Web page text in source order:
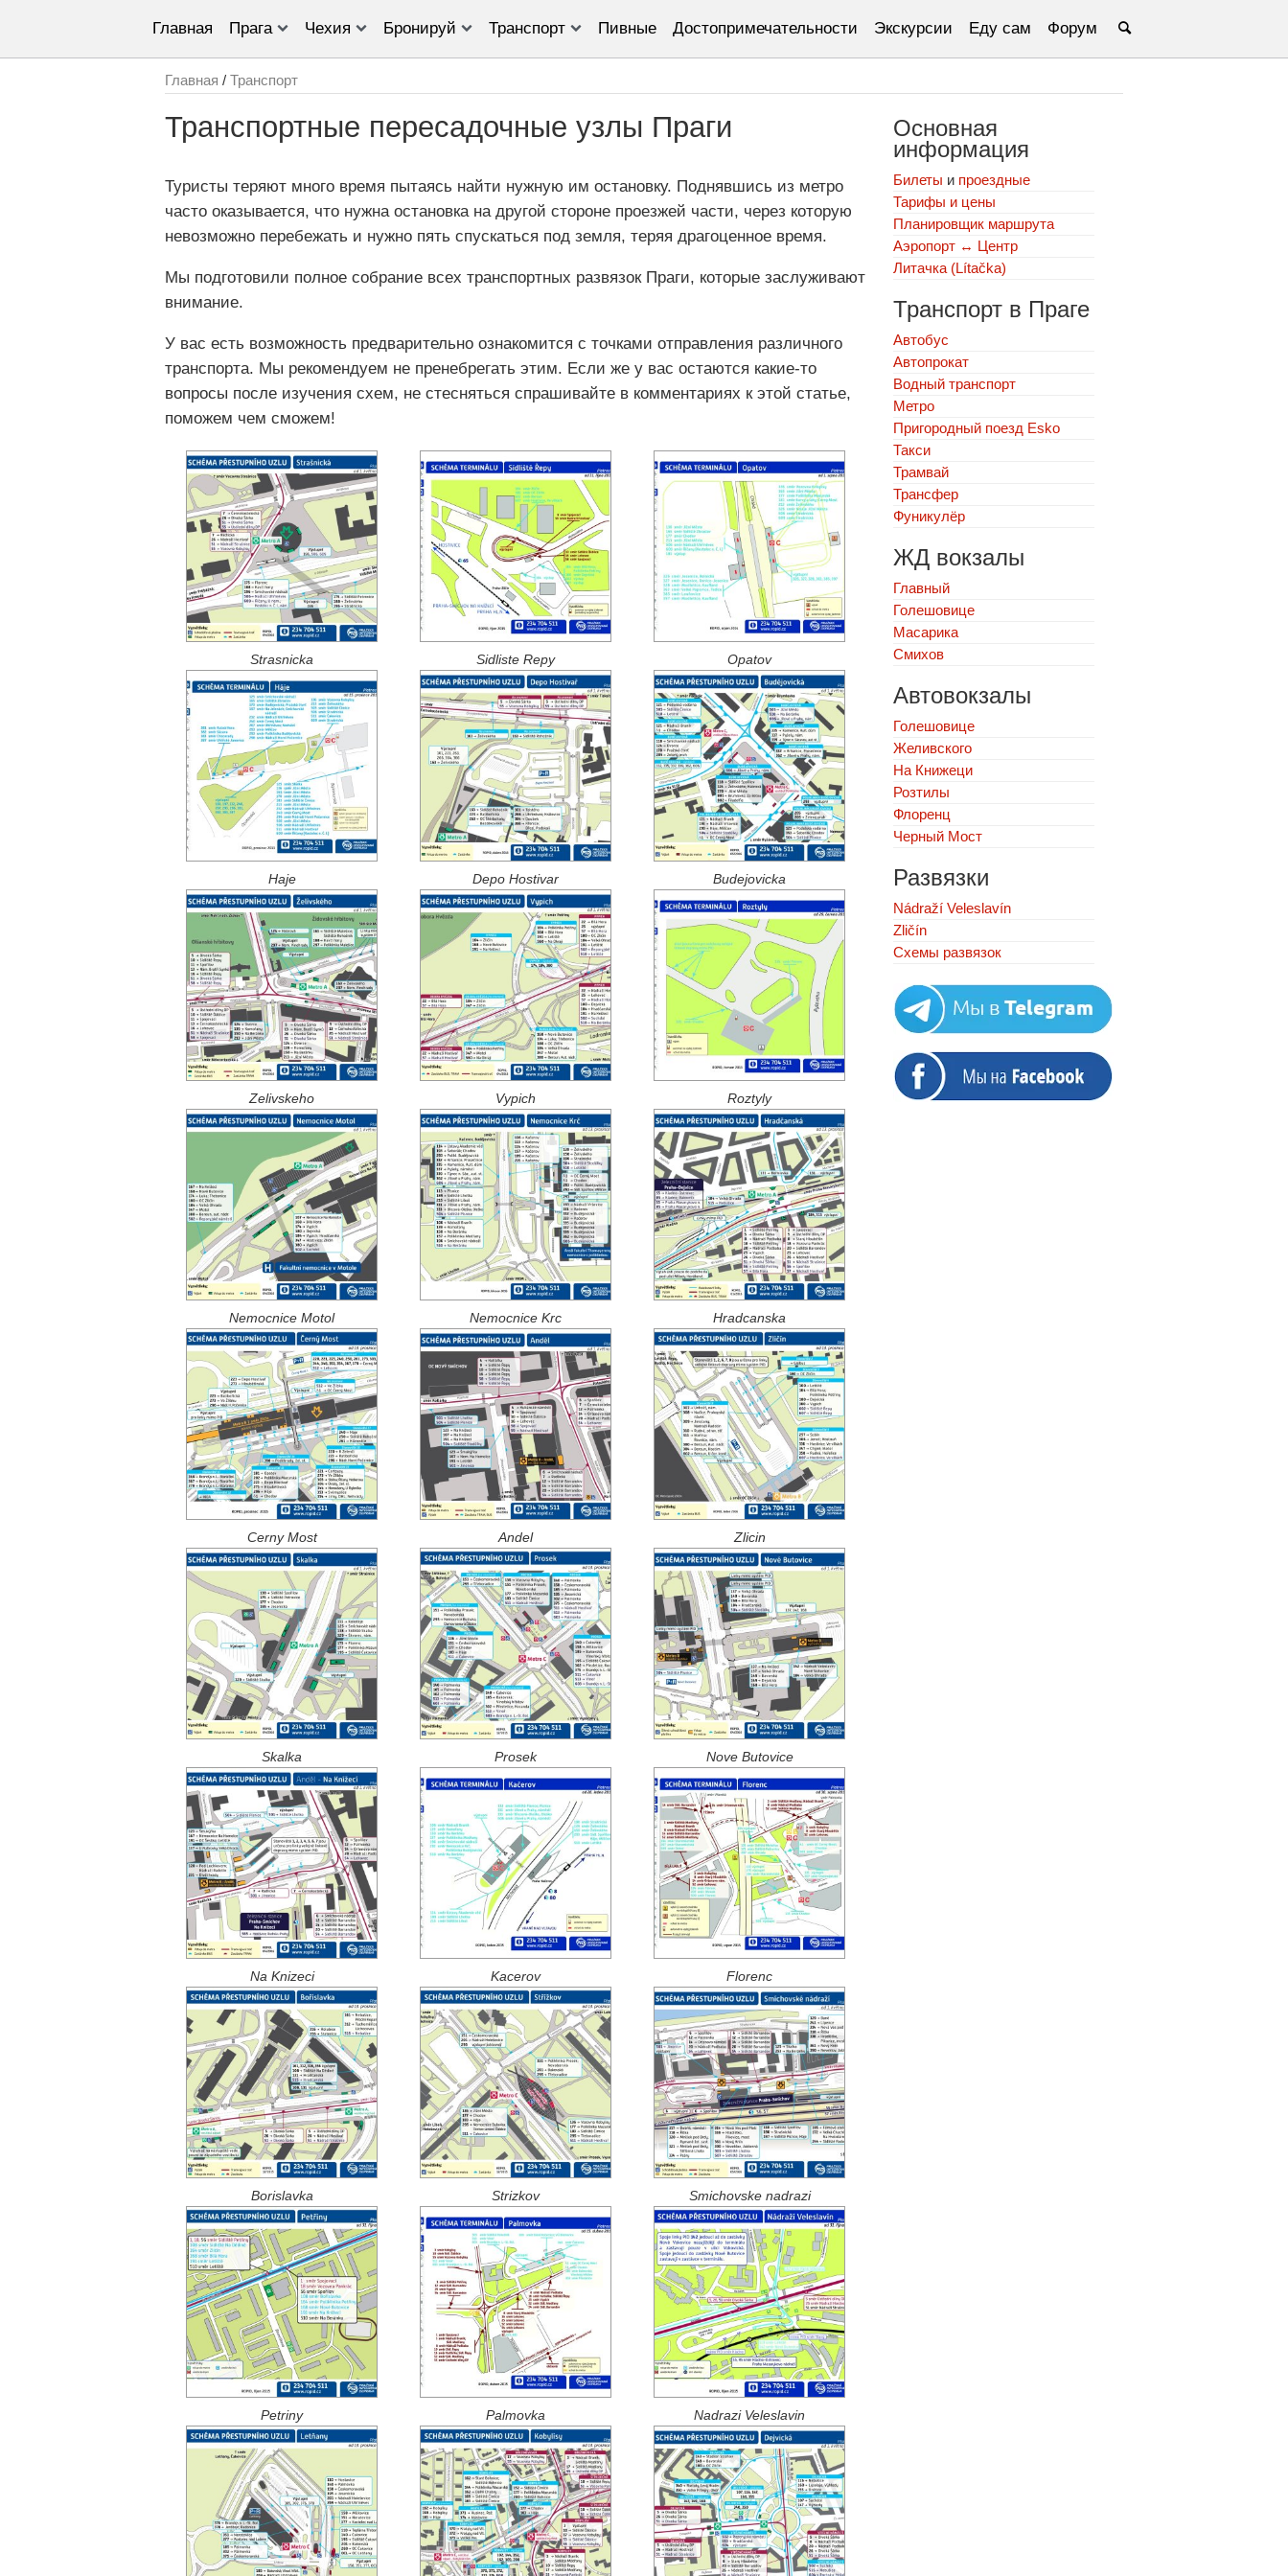
Главная Прага Чехия Бронируй Транспорт Пивные Достопримечательности Экскурсии Еду сам Форум
Главная / Транспорт
Транспортные пересадочные узлы Праги
Туристы теряют много время пытаясь найти нужную им остановку. Поднявшись из метро
часто оказывается, что нужна остановка на другой стороне проезжей части, через которую
невозможно перебежать и нужно пять спускаться под земля, теряя драгоценное время.
Мы подготовили полное собрание всех транспортных развязок Праги, которые заслуживают
внимание.
У вас есть возможность предварительно ознакомится с точками отправления различного
транспорта. Мы рекомендуем не пренебрегать этим. Если же у вас остаются какие-то
вопросы после изучения схем, не стесняться спрашивайте в комментариях к этой статье,
поможем чем сможем!
Strasnicka Sidliste Repy Opatov
Haje Depo Hostivar Budejovicka
Zelivskeho Vypich Roztyly
Nemocnice Motol Nemocnice Krc Hradcanska
Cerny Most Andel Zlicin
Skalka Prosek Nove Butovice
Na Knizeci Kacerov Florenc
Borislavka Strizkov Smichovske nadrazi
Petriny Palmovka Nadrazi Veleslavin
Основная
информация
Билеты и проездные
Тарифы и цены
Планировщик маршрута
Аэропорт ↔ Центр
Литачка (Lítačka)
Транспорт в Праге
Автобус
Автопрокат
Водный транспорт
Метро
Пригородный поезд Esko
Такси
Трамвай
Трансфер
Фуникулёр
ЖД вокзалы
Главный
Голешовице
Масарика
Смихов
Автовокзалы
Голешовице
Желивского
На Книжеци
Розтилы
Флоренц
Черный Мост
Развязки
Nádraží Veleslavín
Zličín
Схемы развязок